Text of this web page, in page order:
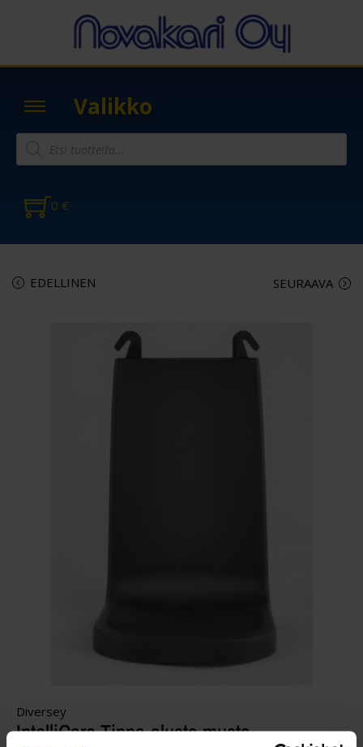
Valikko
0 €
EDELLINEN SEURAAVA
Diversey
IntelliCare Tippa-alusta musta